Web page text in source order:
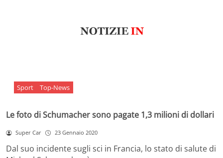
Sport Top-News
Le foto di Schumacher sono pagate 1,3 milioni di dollari
Super Car 23 Gennaio 2020
Dal suo incidente sugli sci in Francia, lo stato di salute di